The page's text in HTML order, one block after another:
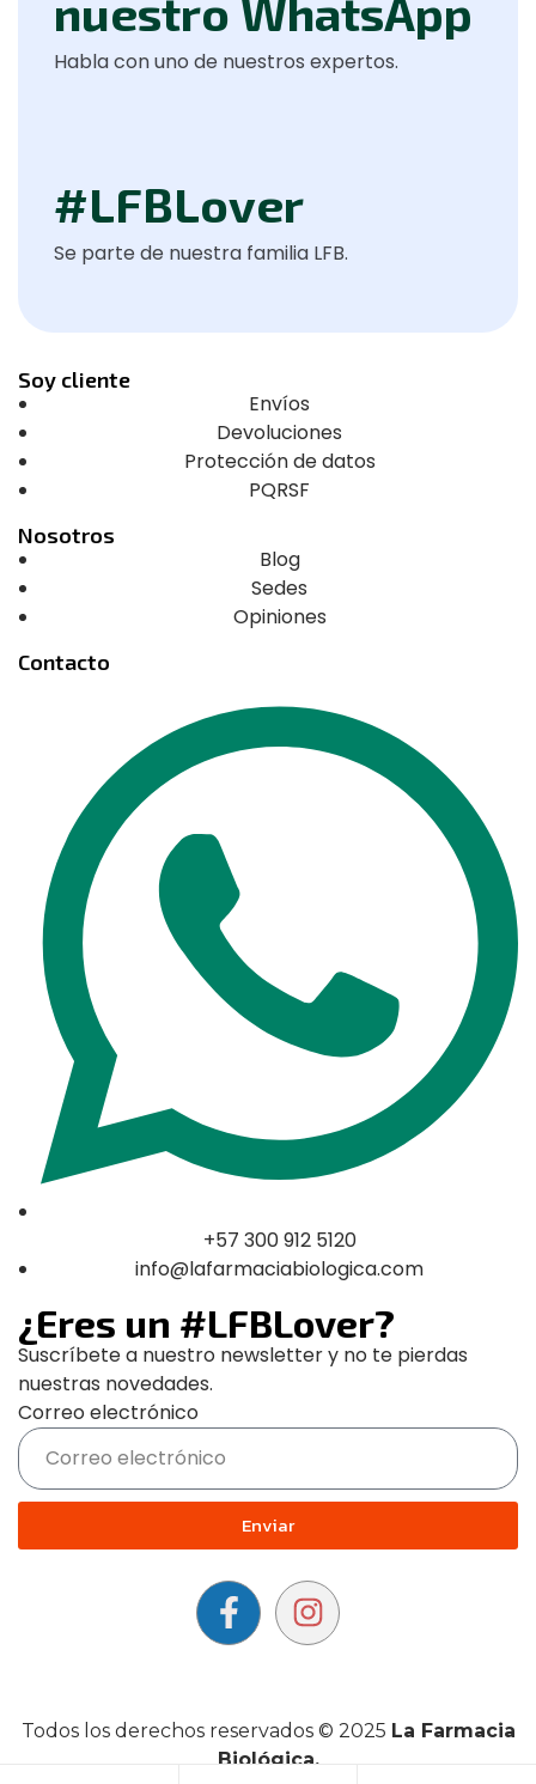
nuestro WhatsApp
Habla con uno de nuestros expertos.
#LFBLover
Se parte de nuestra familia LFB.
Soy cliente
Envíos
Devoluciones
Protección de datos
PQRSF
Nosotros
Blog
Sedes
Opiniones
Contacto
+57 300 912 5120
info@lafarmaciabiologica.com
¿Eres un #LFBLover?
Suscríbete a nuestro newsletter y no te pierdas
nuestras novedades.
Correo electrónico
Enviar
Todos los derechos reservados © 2025 La Farmacia
Biológica.